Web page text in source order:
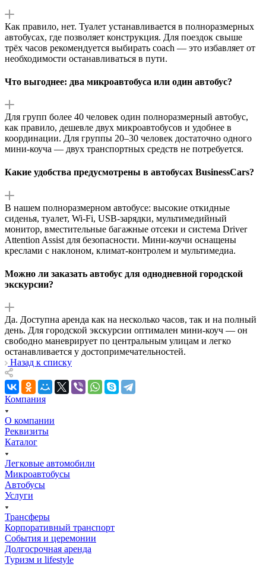
Как правило, нет. Туалет устанавливается в полноразмерных
автобусах, где позволяет конструкция. Для поездок свыше
трёх часов рекомендуется выбирать coach — это избавляет от
необходимости останавливаться в пути.
Что выгоднее: два микроавтобуса или один автобус?
Для групп более 40 человек один полноразмерный автобус,
как правило, дешевле двух микроавтобусов и удобнее в
координации. Для группы 20–30 человек достаточно одного
мини-коуча — двух транспортных средств не потребуется.
Какие удобства предусмотрены в автобусах BusinessCars?
В нашем полноразмерном автобусе: высокие откидные
сиденья, туалет, Wi-Fi, USB-зарядки, мультимедийный
монитор, вместительные багажные отсеки и система Driver
Attention Assist для безопасности. Мини-коучи оснащены
креслами с наклоном, климат-контролем и мультимедиа.
Можно ли заказать автобус для однодневной городской
экскурсии?
Да. Доступна аренда как на несколько часов, так и на полный
день. Для городской экскурсии оптимален мини-коуч — он
свободно маневрирует по центральным улицам и легко
останавливается у достопримечательностей.
Назад к списку
Компания
О компании
Реквизиты
Каталог
Легковые автомобили
Микроавтобусы
Автобусы
Услуги
Трансферы
Корпоративный транспорт
События и церемонии
Долгосрочная аренда
Туризм и lifestyle